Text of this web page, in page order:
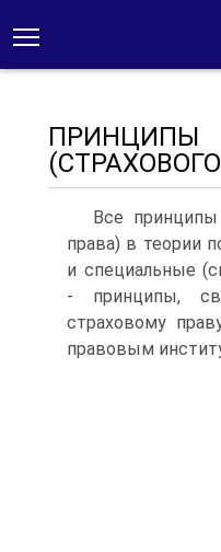
ПРИНЦИПЫ
Все принципы
права) в теории
и специальные
- принципы,
страховому
правовым